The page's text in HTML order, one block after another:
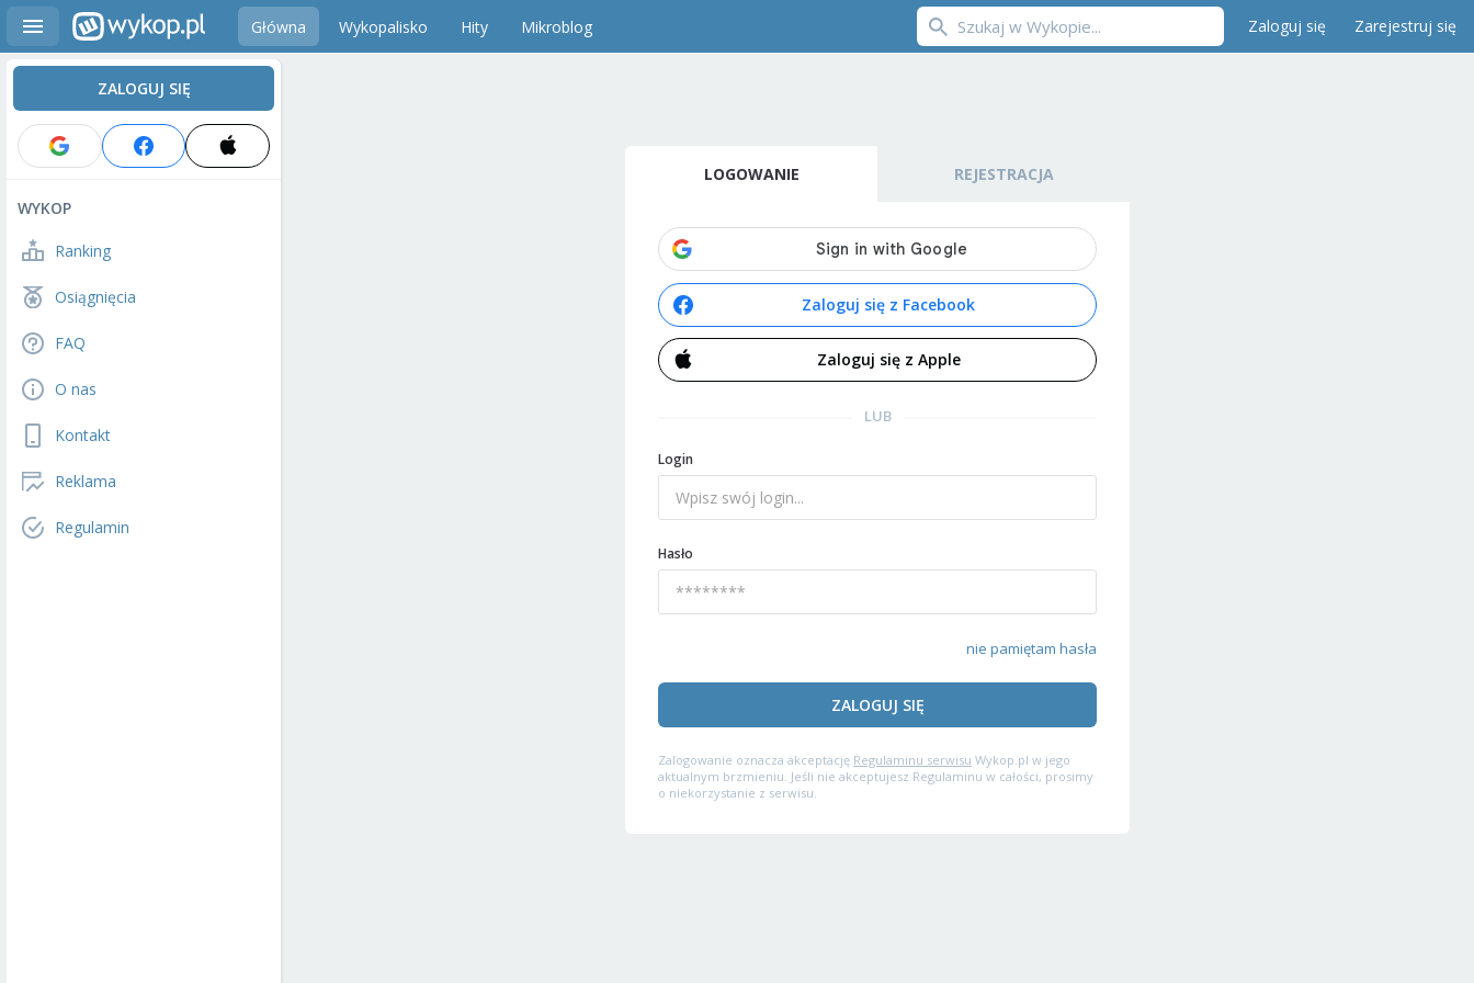
Główna Wykopalisko Hity Mikroblog Zaloguj się Zarejestruj się
ZALOGUJ SIĘ
WYKOP
Ranking
Osiągnięcia
FAQ
O nas
Kontakt
Reklama
Regulamin
LOGOWANIE REJESTRACJA
Zaloguj się z Facebook
Zaloguj się z Apple
LUB
Login
Hasło
nie pamiętam hasła
ZALOGUJ SIĘ
Zalogowanie oznacza akceptację Regulaminu serwisu Wykop.pl w jego
aktualnym brzmieniu. Jeśli nie akceptujesz Regulaminu w całości, prosimy
o niekorzystanie z serwisu.